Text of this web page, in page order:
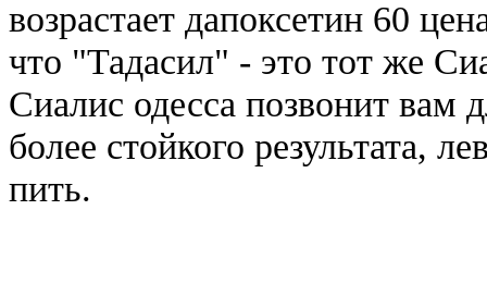
возрастает дапоксетин 60
что "Тадасил" - это тот же
Сиалис одесса позвонит вам
более стойкого результата,
пить.